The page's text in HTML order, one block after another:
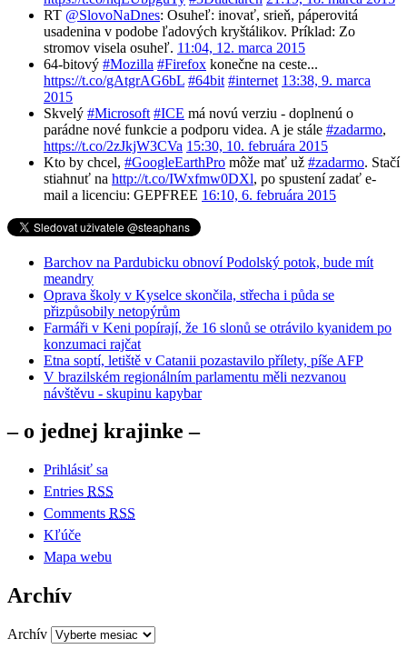
RT @SlovoNaDnes: Osuheľ: inovať, srieň, páperovitá
usadenina v podobe ľadových kryštálikov. Príklad: Zo
stromov visela osuheľ. 11:04, 12. marca 2015
64-bitový #Mozilla #Firefox konečne na ceste...
https://t.co/gAtgrAG6bL #64bit #internet 13:38, 9. marca
2015
Skvelý #Microsoft #ICE má novú verziu - doplnenú o
parádne nové funkcie a podporu videa. A je stále #zadarmo,
https://t.co/2zJkjW3CVa 15:30, 10. februára 2015
Kto by chcel, #GoogleEarthPro môže mať už #zadarmo. Stačí
stiahnuť na http://t.co/IWxfmw0DXl, po spustení zadať e-
mail a licenciu: GEPFREE 16:10, 6. februára 2015
Barchov na Pardubicku obnoví Podolský potok, bude mít
meandry
Oprava školy v Kyselce skončila, střecha i půda se
přizpůsobily netopýrům
Farmáři v Keni popírají, že 16 slonů se otrávilo kyanidem po
konzumaci rajčat
Etna soptí, letiště v Catanii pozastavilo přílety, píše AFP
V brazilském regionálním parlamentu měli nezvanou
návštěvu - skupinu kapybar
– o jednej krajinke –
Prihlásiť sa
Entries RSS
Comments RSS
Kľúče
Mapa webu
Archív
Archív